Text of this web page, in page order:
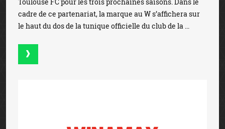
cadre de ce partenariat, la marque au W s’affichera sur
le haut du dos de la tunique officielle du club de la ...